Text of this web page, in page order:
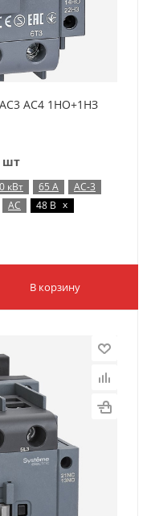
АС4 1НО+1НЗ
шт
кВт 65 А
AC-3
AC 48 В x
В корзину